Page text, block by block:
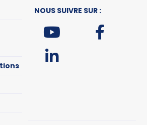
NOUS SUIVRE SUR :